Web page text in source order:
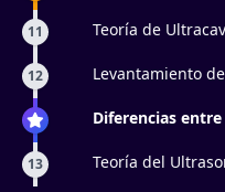
11 Teoría de
12
Levantamiento
Diferencias
13 Teoría del